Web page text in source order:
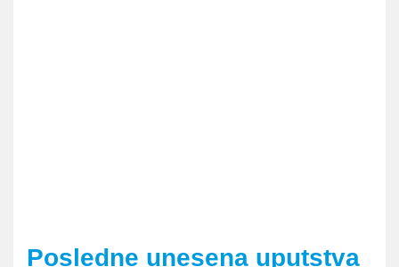
Posledne unesena uputstva